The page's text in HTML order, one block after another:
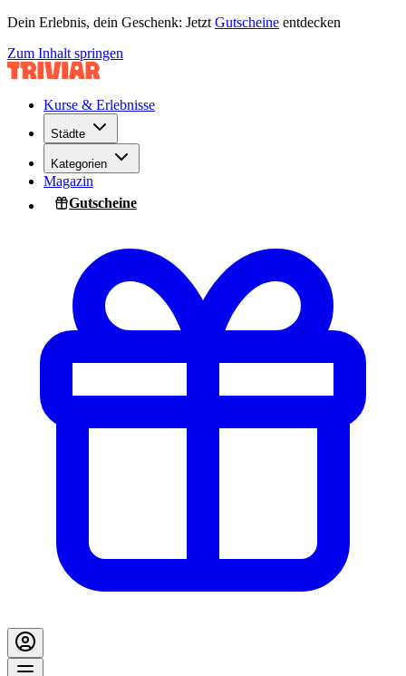
Dein Erlebnis, dein Geschenk: Jetzt Gutscheine entdecken
Zum Inhalt springen
Kurse & Erlebnisse
Städte
Kategorien
Magazin
Gutscheine